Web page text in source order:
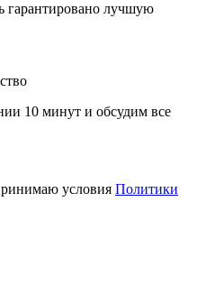
гарантировано лучшую
10 минут и обсудим все
условия Политики